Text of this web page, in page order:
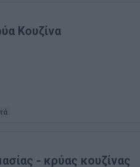
Κουζίνα
- κρύας κουζίνας